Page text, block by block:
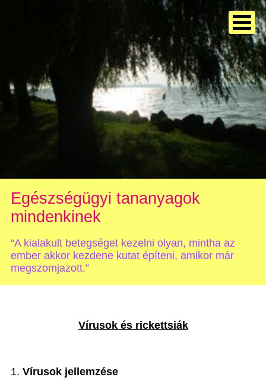
Egészségügyi tananyagok
mindenkinek
“A kialakult betegséget kezelni olyan, mintha az
ember akkor kezdene kutat építeni, amikor már
megszomjazott.”
Vírusok és rickettsiák
1. Vírusok jellemzése